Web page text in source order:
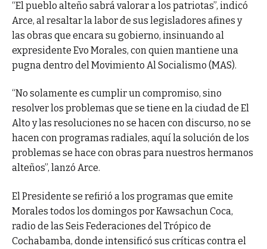
“El pueblo alteño sabrá valorar a los patriotas”, indicó
Arce, al resaltar la labor de sus legisladores afines y
las obras que encara su gobierno, insinuando al
expresidente Evo Morales, con quien mantiene una
pugna dentro del Movimiento Al Socialismo (MAS).
“No solamente es cumplir un compromiso, sino
resolver los problemas que se tiene en la ciudad de El
Alto y las resoluciones no se hacen con discurso, no se
hacen con programas radiales, aquí la solución de los
problemas se hace con obras para nuestros hermanos
alteños”, lanzó Arce.
El Presidente se refirió a los programas que emite
Morales todos los domingos por Kawsachun Coca,
radio de las Seis Federaciones del Trópico de
Cochabamba, donde intensificó sus críticas contra el